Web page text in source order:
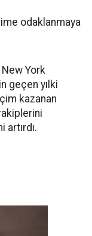
odaklanmaya
York
geçen yılki
kazanan